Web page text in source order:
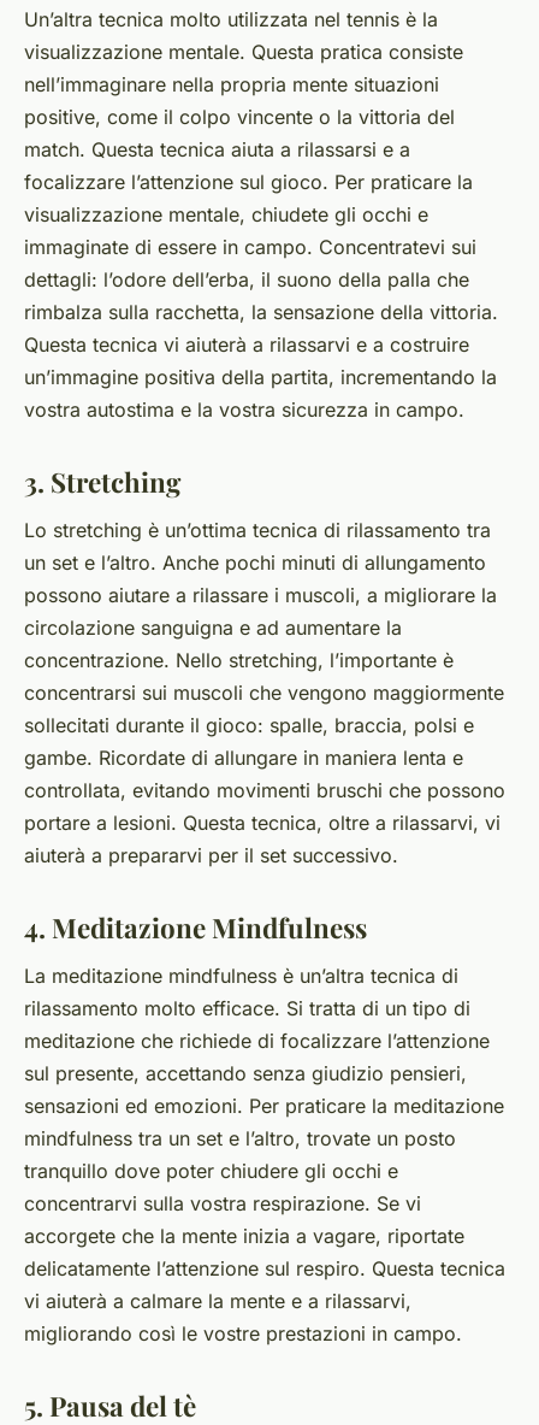
Un’altra tecnica molto utilizzata nel tennis è la
visualizzazione mentale. Questa pratica consiste
nell’immaginare nella propria mente situazioni
positive, come il colpo vincente o la vittoria del
match. Questa tecnica aiuta a rilassarsi e a
focalizzare l’attenzione sul gioco. Per praticare la
visualizzazione mentale, chiudete gli occhi e
immaginate di essere in campo. Concentratevi sui
dettagli: l’odore dell’erba, il suono della palla che
rimbalza sulla racchetta, la sensazione della vittoria.
Questa tecnica vi aiuterà a rilassarvi e a costruire
un’immagine positiva della partita, incrementando la
vostra autostima e la vostra sicurezza in campo.
3. Stretching
Lo stretching è un’ottima tecnica di rilassamento tra
un set e l’altro. Anche pochi minuti di allungamento
possono aiutare a rilassare i muscoli, a migliorare la
circolazione sanguigna e ad aumentare la
concentrazione. Nello stretching, l’importante è
concentrarsi sui muscoli che vengono maggiormente
sollecitati durante il gioco: spalle, braccia, polsi e
gambe. Ricordate di allungare in maniera lenta e
controllata, evitando movimenti bruschi che possono
portare a lesioni. Questa tecnica, oltre a rilassarvi, vi
aiuterà a prepararvi per il set successivo.
4. Meditazione Mindfulness
La meditazione mindfulness è un’altra tecnica di
rilassamento molto efficace. Si tratta di un tipo di
meditazione che richiede di focalizzare l’attenzione
sul presente, accettando senza giudizio pensieri,
sensazioni ed emozioni. Per praticare la meditazione
mindfulness tra un set e l’altro, trovate un posto
tranquillo dove poter chiudere gli occhi e
concentrarvi sulla vostra respirazione. Se vi
accorgete che la mente inizia a vagare, riportate
delicatamente l’attenzione sul respiro. Questa tecnica
vi aiuterà a calmare la mente e a rilassarvi,
migliorando così le vostre prestazioni in campo.
5. Pausa del tè